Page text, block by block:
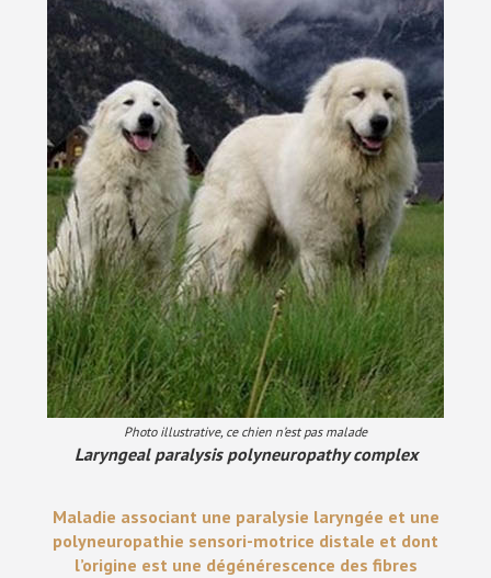
Photo illustrative, ce chien n’est pas malade
Laryngeal paralysis polyneuropathy complex
Maladie associant une paralysie laryngée et une
polyneuropathie sensori-motrice distale et dont
l’origine est une dégénérescence des fibres